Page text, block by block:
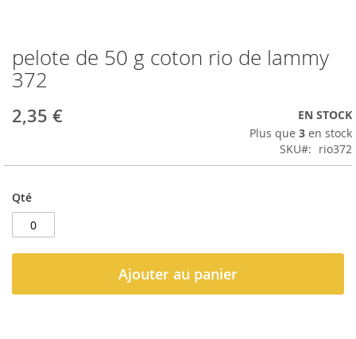
Passer
au
début
la
pelote de 50 g coton rio de lammy
372
2,35 €
EN STOCK
Plus que 3 en stock
SKU
rio372
Qté
Ajouter au panier